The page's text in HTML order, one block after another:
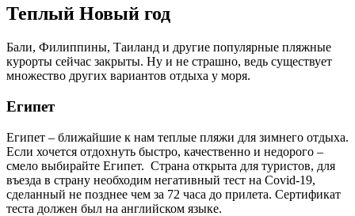
Теплый Новый год
Бали, Филиппины, Таиланд и другие популярные пляжные
курорты сейчас закрыты. Ну и не страшно, ведь существует
множество других вариантов отдыха у моря.
Египет
Египет – ближайшие к нам теплые пляжи для зимнего отдыха.
Если хочется отдохнуть быстро, качественно и недорого –
смело выбирайте Египет. Страна открыта для туристов, для
въезда в страну необходим негативный тест на Covid-19,
сделанный не позднее чем за 72 часа до прилета. Сертификат
теста должен был на английском языке.